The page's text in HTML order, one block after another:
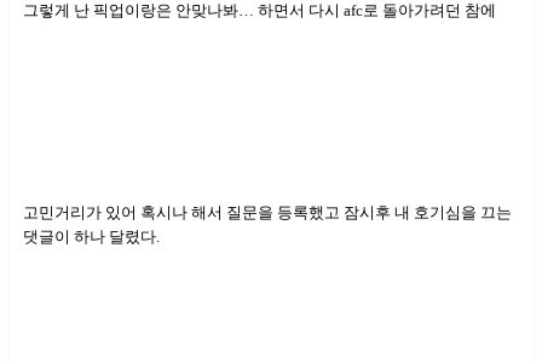
그렇게 난 픽업이랑은 안맞나봐… 하면서 다시 afc로 돌아가려던 참에
고민거리가 있어 혹시나 해서 질문을 등록했고 잠시후 내 호기심을 끄는
댓글이 하나 달렸다.